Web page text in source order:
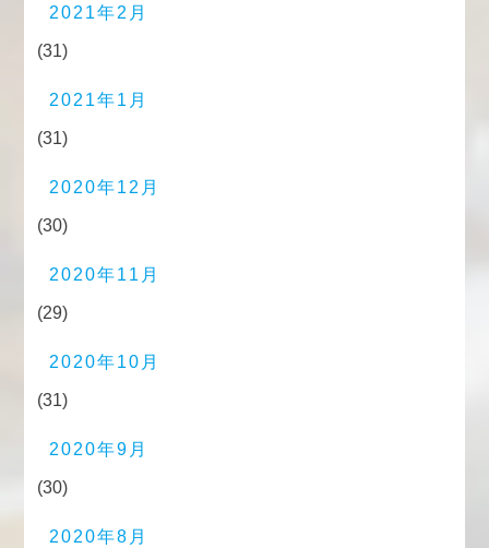
2021年2月
(31)
2021年1月
(31)
2020年12月
(30)
2020年11月
(29)
2020年10月
(31)
2020年9月
(30)
2020年8月